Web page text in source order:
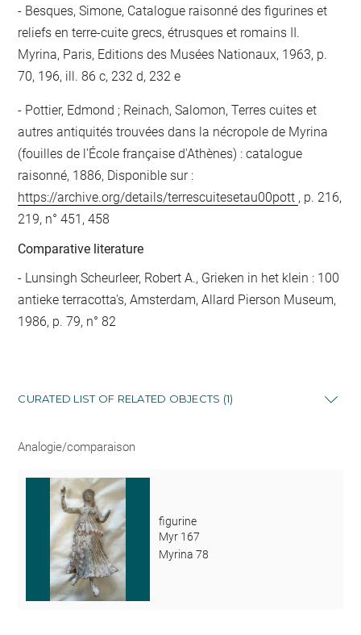
Besques, Simone, Catalogue raisonné des figurines et
reliefs en terre-cuite grecs, étrusques et romains II.
Myrina, Paris, Editions des Musées Nationaux, 1963, p.
70, 196, ill. 86 c, 232 d, 232 e
Pottier, Edmond ; Reinach, Salomon, Terres cuites et
autres antiquités trouvées dans la nécropole de Myrina
(fouilles de l'École française d'Athènes) : catalogue
raisonné, 1886, Disponible sur :
https://archive.org/details/terrescuitesetau00pott , p. 216,
219, n° 451, 458
Comparative literature
- Lunsingh Scheurleer, Robert A., Grieken in het klein : 100
antieke terracotta's, Amsterdam, Allard Pierson Museum,
1986, p. 79, n° 82
CURATED LIST OF RELATED OBJECTS (1)
Analogie/comparaison
figurine
Myr 167
Myrina 78